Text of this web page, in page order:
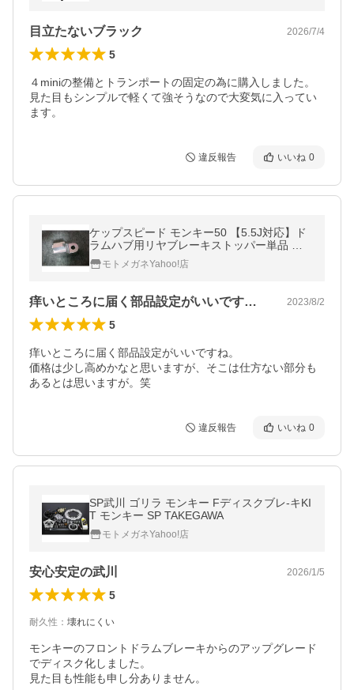
目立たないブラック 2026/7/4
5
４miniの整備とトランポートの固定の為に購入しました。
見た目もシンプルで軽くて強そうなので大変気に入ってい
ます。
違反報告 いいね 0
ケップスピード モンキー50 【5.5J対応】ド
ラムハブ用リヤブレーキストッパー単品 ワ
イドスイングアーム用 KEPSPEED
モトメガネYahoo!店
痒いところに届く部品設定がいいですね。… 2023/8/2
5
痒いところに届く部品設定がいいですね。
価格は少し高めかなと思いますが、そこは仕方ない部分も
あるとは思いますが。笑
違反報告 いいね 0
SP武川 ゴリラ モンキー Fディスクブレ-キKI
T モンキー SP TAKEGAWA
モトメガネYahoo!店
安心安定の武川 2026/1/5
5
耐久性 ： 壊れにくい
モンキーのフロントドラムブレーキからのアップグレード
でディスク化しました。
見た目も性能も申し分ありません。